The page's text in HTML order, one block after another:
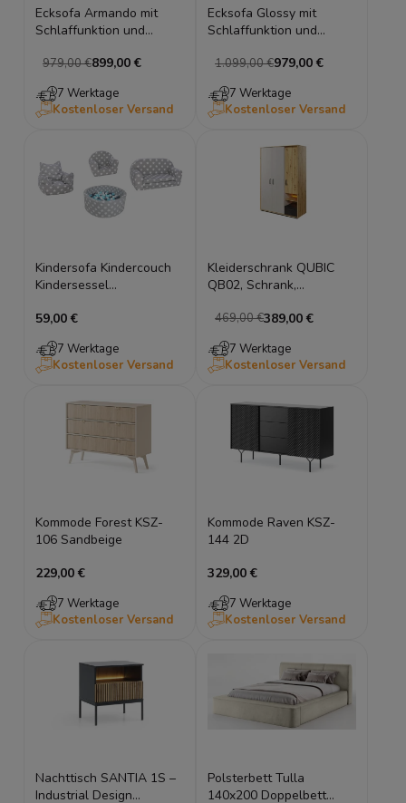
Ecksofa Armando mit
Schlaffunktion und
Relaxfunktion Sofort
899,00 €
979,00 €
7 Werktage
Kostenloser Versand
Ecksofa Glossy mit
Schlaffunktion und
verfügbar
979,00 €
1.099,00 €
7 Werktage
Kostenloser Versand
Kindersofa Kindercouch
Kindersessel
Kindermöbel Sterne
59,00 €
7 Werktage
Kostenloser Versand
Kleiderschrank QUBIC
QB02, Schrank,
Türiger mit Beleuchtung
389,00 €
469,00 €
7 Werktage
Kostenloser Versand
Kommode Forest KSZ-
106 Sandbeige
229,00 €
7 Werktage
Kostenloser Versand
Kommode Raven KSZ-
144 2D
329,00 €
7 Werktage
Kostenloser Versand
Nachttisch SANTIA 1S –
Industrial Design
Polsterbett Tulla
140x200 Doppelbett